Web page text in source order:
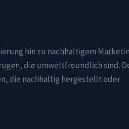
hin zu nachhaltigem
die umweltfreundlich sind.
die nachhaltig hergestellt oder